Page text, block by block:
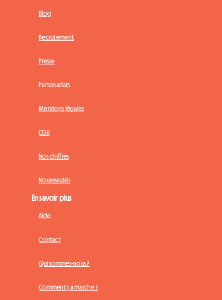
Blog
Recrutement
Presse
Partenariats
Mentions légales
CGU
Nos chiffres
Nouveautés
En savoir plus
Aide
Contact
Qui sommes-nous ?
Comment ça marche ?